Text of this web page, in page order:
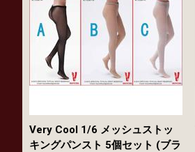
Very Cool 1/6 メッシュストッ
キングパンスト 5個セット (ブラ